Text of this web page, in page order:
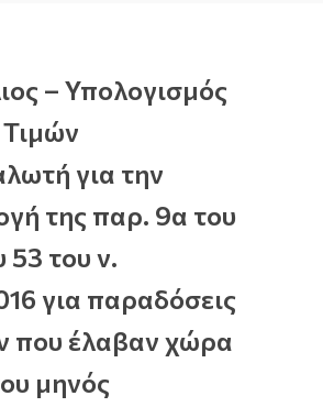
– Υπολογισμός
για την
της παρ. 9α του
του ν.
για παραδόσεις
που έλαβαν χώρα
μηνός